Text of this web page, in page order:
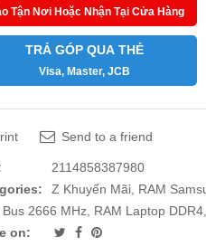
Tận Nơi Hoặc Nhận Tại Cửa Hàng
TRẢ GÓP QUA THẺ
Visa, Master, JCB
Send to a friend
2114858387980
Z Khuyến Mãi, RAM
Bus 2666 MHz, RAM Laptop DDR4,
on: